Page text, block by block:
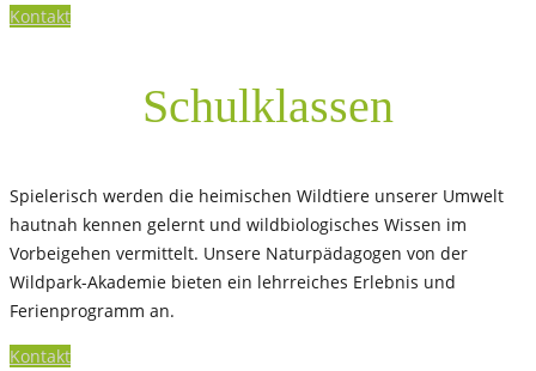
Kontakt
Schulklassen
Spielerisch werden die heimischen Wildtiere unserer Umwelt
hautnah kennen gelernt und wildbiologisches Wissen im
Vorbeigehen vermittelt. Unsere Naturpädagogen von der
Wildpark-Akademie bieten ein lehrreiches Erlebnis und
Ferienprogramm an.
Kontakt